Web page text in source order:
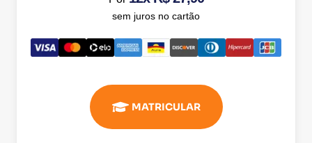
sem juros no cartão
MATRICULAR